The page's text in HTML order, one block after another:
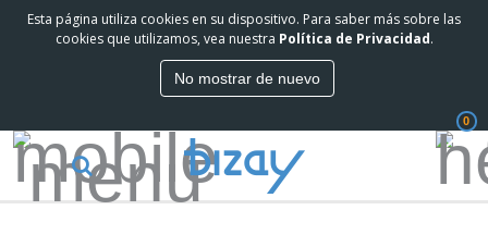
Esta página utiliza cookies en su dispositivo. Para saber más sobre las
cookies que utilizamos, vea nuestra Política de Privacidad.
No mostrar de nuevo
0